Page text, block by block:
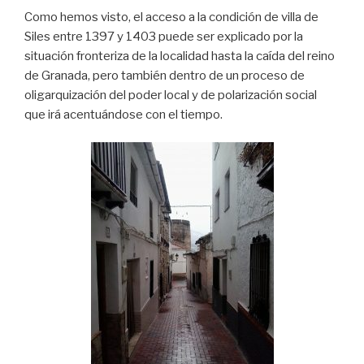
Como hemos visto, el acceso a la condición de villa de
Siles entre 1397 y 1403 puede ser explicado por la
situación fronteriza de la localidad hasta la caída del reino
de Granada, pero también dentro de un proceso de
oligarquización del poder local y de polarización social
que irá acentuándose con el tiempo.